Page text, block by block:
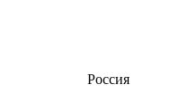
Россия